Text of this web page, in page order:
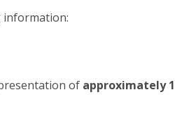
information:
of approximately